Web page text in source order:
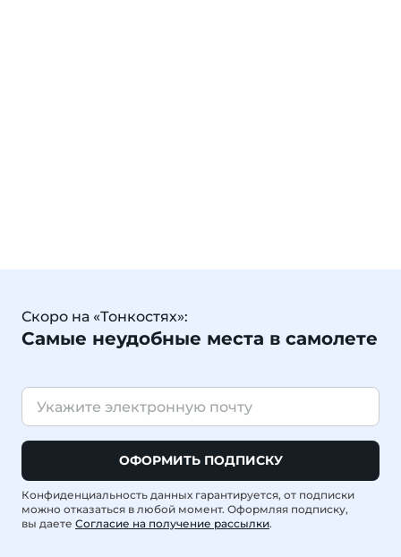
Скоро на «Тонкостях»:
Самые неудобные места в самолете
ОФОРМИТЬ ПОДПИСКУ
Конфиденциальность данных гарантируется, от подписки
можно отказаться в любой момент. Оформляя подписку,
вы даете Согласие на получение рассылки.